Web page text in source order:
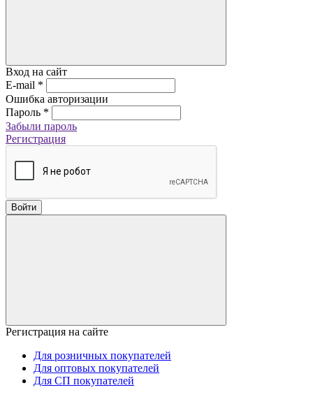
Вход на сайт
E-mail *
Ошибка авторизации
Пароль *
Забыли пароль
Регистрация
Войти
Регистрация на сайте
Для розничных покупателей
Для оптовых покупателей
Для СП покупателей